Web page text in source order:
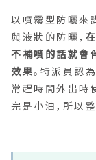
以噴霧型防曬來
與液狀的防曬，
不補噴的話就會
效果。特派員認
常趕時間外出時
完是小油，所以